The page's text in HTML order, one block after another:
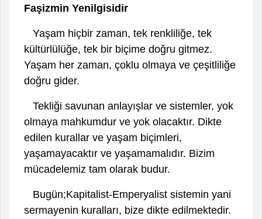
Faşizmin Yenilgisidir
Yaşam hiçbir zaman, tek renkliliğe, tek
kültürlülüğe, tek bir biçime doğru gitmez.
Yaşam her zaman, çoklu olmaya ve çeşitliliğe
doğru gider.
Tekliği savunan anlayışlar ve sistemler, yok
olmaya mahkumdur ve yok olacaktır. Dikte
edilen kurallar ve yaşam biçimleri,
yaşamayacaktır ve yaşamamalıdır. Bizim
mücadelemiz tam olarak budur.
Bugün;Kapitalist-Emperyalist sistemin yani
sermayenin kuralları, bize dikte edilmektedir.